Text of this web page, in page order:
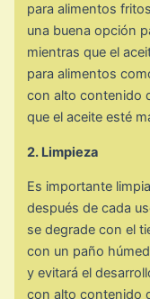
para alimentos
una buena opción
mientras que el
para alimentos
con alto contenido
que el aceite esté
2. Limpieza
Es importante
después de cada
se degrade con el
con un paño
y evitará el
con alto contenido